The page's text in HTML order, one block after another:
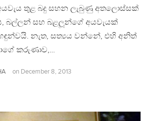
තුළ බදු සහන ලැබුණු අතලොස්සක්
බල්ලන් සහ බළලූන්ගේ අයවැයක්
නැත, සත්‍යය වන්නේ, එහි අනිත්
කරුණාව,…
on December 8, 2013